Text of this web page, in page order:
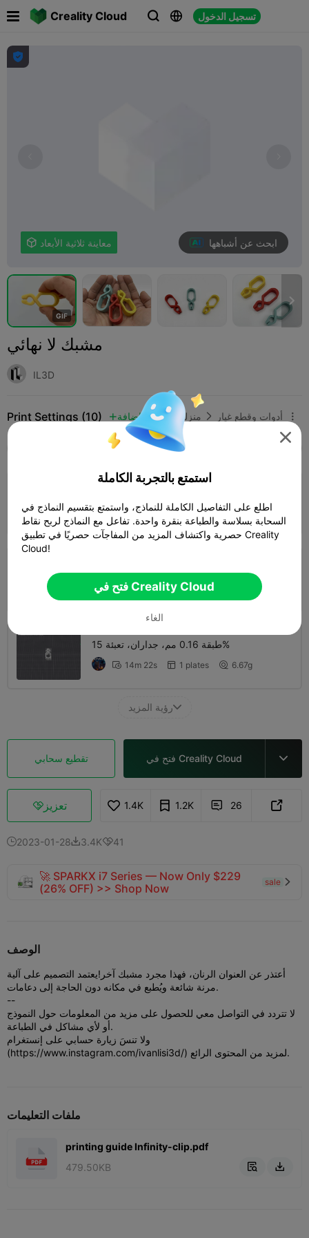
Creality Cloud   تسجيل الدخول

 معاينة ثلاثية الأبعاد ابحث عن أشباهها
GIF

مشبك لا نهائي
IL3D
Print Settings (10)  إضافة منزلي  أدوات وقطع غيار 
K2 Plus K2 Pro
 19m 53s  1 plates  6.66g
 21m 05s  1 plates
طبقة 0.16 مم، جداران، تعبئة 15%
 14m 22s  1 plates  6.67g
رؤية المزيد
تقطيع سحابي فتح في Creality Cloud 
تعزيز 1.4K 1.2K  26 
2023-01-283.4K41
🚀 SPARKX i7 Series — Now Only $229
(26% OFF) >> Shop Now
sale 
الوصف
أعتذر عن العنوان الرنان، فهذا مجرد مشبك آخر!يعتمد التصميم على آلية
مرنة شائعة ويُطبع في مكانه دون الحاجة إلى دعامات.
--
لا تتردد في التواصل معي للحصول على مزيد من المعلومات حول النموذج
أو لأي مشاكل في الطباعة.
ولا تنسَ زيارة حسابي على إنستغرام
(https://www.instagram.com/ivanlisi3d/) لمزيد من المحتوى الرائع.
ملفات التعليمات
printing guide Infinity-clip.pdf
479.50KB
 

استمتع بالتجربة الكاملة
اطلع على التفاصيل الكاملة للنماذج، واستمتع بتقسيم النماذج في
السحابة بسلاسة والطباعة بنقرة واحدة. تفاعل مع النماذج لربح نقاط
حصرية واكتشاف المزيد من المفاجآت حصريًا في تطبيق Creality
Cloud!
فتح في Creality Cloud
الغاء